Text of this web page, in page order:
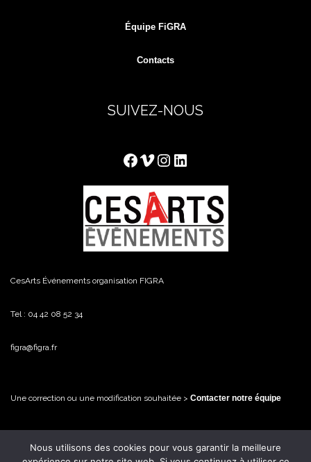
Équipe FiGRA
Contacts
SUIVEZ-NOUS
Facebook
Vimeo
Instagram
LinkedIn
CesArts Événements organisation FIGRA
Tel : 04 42 08 52 34
figra@figra.fr
Une correction ou une modification souhaitée > Contacter notre équipe
© FiGRA / CesArts Événements - 2026 Tous droits réservés
Nous utilisons des cookies pour vous garantir la meilleure